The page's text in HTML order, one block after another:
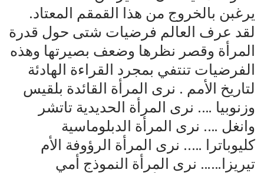
يرغبن بالخروج من هذا القمقم المعتاد.
لقد عرف العالم فرضيات شتى حول قدرة
المرأة وقصر نظرها وضعف بصيرتها وهذه
الفرضيات تنتفي بمجرد القراءة الهادئة
لتاريخ الأمم . نرى المرأة القائدة بلقيس
وزنوبيا …. نرى المرأة الحديدية تاتشر
وانغل …. نرى المرأة الدبلوماسية
كليوباترا ….. نرى المرأة الرؤوفة الأم
تيريزا…… نرى المرأة النموذج أمي